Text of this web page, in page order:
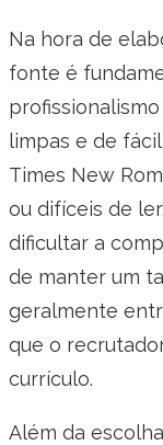
Na hora de
fonte é
limpas e de
Times New
ou difíceis de
dificultar a
de manter um
geralmente
que o
currículo.
Além da